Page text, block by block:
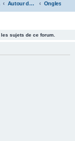
Autour de la guitare Ongles
sujets de ce forum.